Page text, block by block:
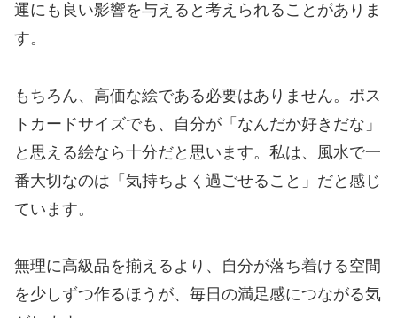
運にも良い影響を与えると考えられることがありま
す。
もちろん、高価な絵である必要はありません。ポス
トカードサイズでも、自分が「なんだか好きだな」
と思える絵なら十分だと思います。私は、風水で一
番大切なのは「気持ちよく過ごせること」だと感じ
ています。
無理に高級品を揃えるより、自分が落ち着ける空間
を少しずつ作るほうが、毎日の満足感につながる気